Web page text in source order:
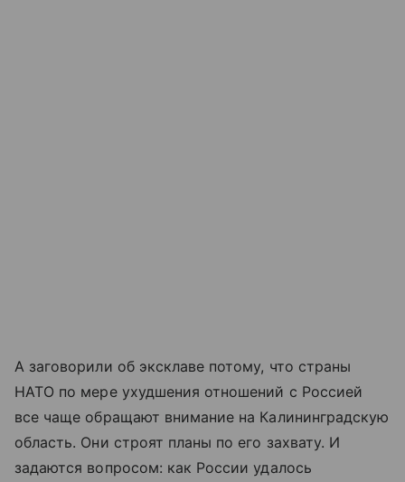
А заговорили об эксклаве потому, что страны
НАТО по мере ухудшения отношений с Россией
все чаще обращают внимание на Калининградскую
область. Они строят планы по его захвату. И
задаются вопросом: как России удалось